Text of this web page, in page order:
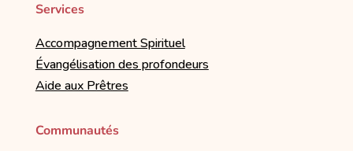
Services
Accompagnement Spirituel
Évangélisation des profondeurs
Aide aux Prêtres
Communautés